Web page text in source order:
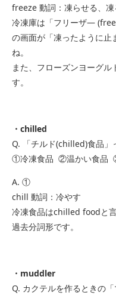
freeze 動詞：凍らせる、凍
冷凍庫は「フリーザ―
の画面が「凍ったように止
ね。
また、フローズンヨーグ
す。
・chilled
Q. 「チルド(chilled)食品」
①冷凍食品 ②温かい食品
A. ①
chill 動詞：冷やす
冷凍食品はchilled foodと
過去分詞形です。
・muddler
Q. カクテルを作るときの